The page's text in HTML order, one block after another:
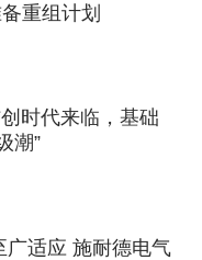
重组计划
时代来临，基础
潮”
广适应 施耐德电气